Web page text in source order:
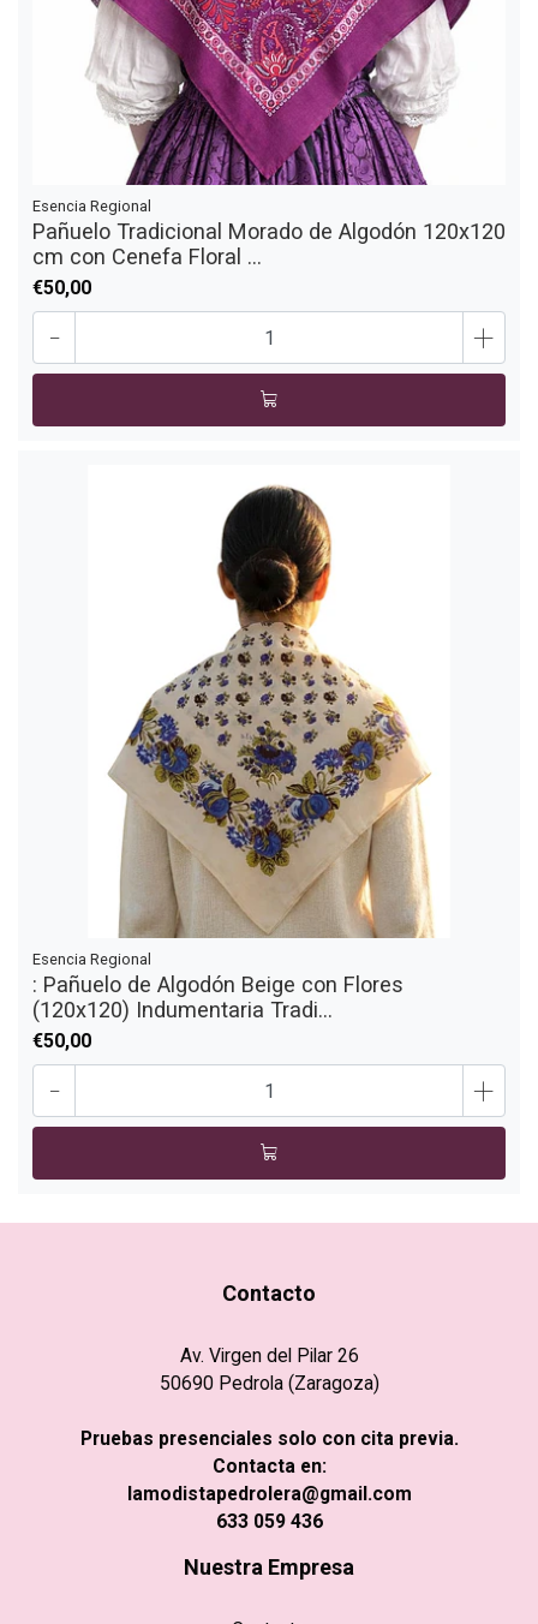
Esencia Regional
Pañuelo Tradicional Morado de Algodón 120x120
cm con Cenefa Floral ...
€50,00
- +
Esencia Regional
: Pañuelo de Algodón Beige con Flores
(120x120) Indumentaria Tradi...
€50,00
- +
Contacto
Av. Virgen del Pilar 26
50690 Pedrola (Zaragoza)
Pruebas presenciales solo con cita previa.
Contacta en:
lamodistapedrolera@gmail.com
633 059 436
Nuestra Empresa